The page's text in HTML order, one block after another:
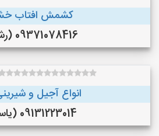
کشمش افتاب
09371078416 (رشت )
انواع آجیل و
09131223014 (یاسوج)